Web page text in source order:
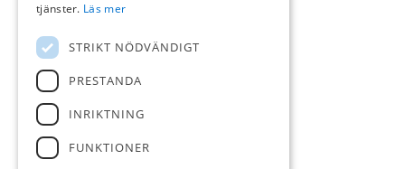
KONTAKT
Golfbanevägen
452 90 Strömstad
0526-617 88
kansli@stdgk.se
tjänster. Läs mer
STRIKT NÖDVÄNDIGT
PRESTANDA
INRIKTNING
FUNKTIONER